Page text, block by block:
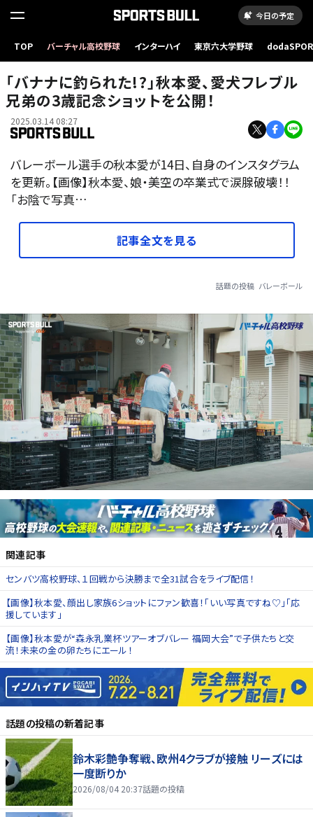
今日の予定
TOP バーチャル高校野球 インターハイ 東京六大学野球
「バナナに釣られた!?」秋本愛、愛犬フレブル
兄弟の3歳記念ショットを公開！
2025.03.14 08:27
バレーボール選手の秋本愛が14日、自身のインスタグラム
を更新。【画像】秋本愛、娘・美空の卒業式で涙腺破壊！！
「お陰で写真…
記事全文を見る
話題の投稿 バレーボール
関連記事
センバツ高校野球、１回戦から決勝まで全31試合をライブ配信！
【画像】秋本愛、顔出し家族6ショットにファン歓喜！「いい写真ですね♡」「応
援しています」
【画像】秋本愛が“森永乳業杯ツアーオブバレー 福岡大会”で子供たちと交
流！未来の金の卵たちにエール！
話題の投稿の新着記事
鈴木彩艶争奪戦、欧州4クラブが接触 リーズには
一度断りか
2026/08/04 20:37話題の投稿